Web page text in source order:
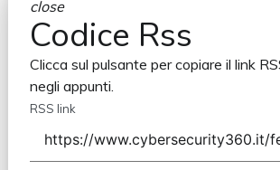
close
Codice Rss
Clicca sul pulsante per copiare il link
negli appunti.
RSS link